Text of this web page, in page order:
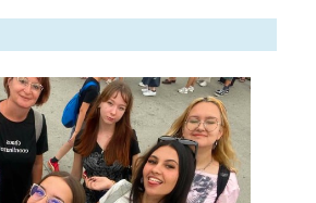
első naptól érezhető volt, hogy
országokból érkeztünk,